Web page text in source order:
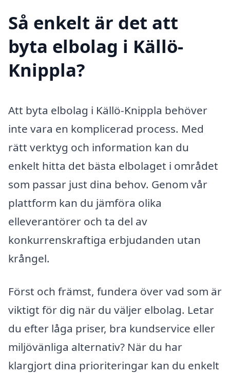
Så enkelt är det att
byta elbolag i Källö-
Knippla?
Att byta elbolag i Källö-Knippla behöver
inte vara en komplicerad process. Med
rätt verktyg och information kan du
enkelt hitta det bästa elbolaget i området
som passar just dina behov. Genom vår
plattform kan du jämföra olika
elleverantörer och ta del av
konkurrenskraftiga erbjudanden utan
krångel.
Först och främst, fundera över vad som är
viktigt för dig när du väljer elbolag. Letar
du efter låga priser, bra kundservice eller
miljövänliga alternativ? När du har
klargjort dina prioriteringar kan du enkelt